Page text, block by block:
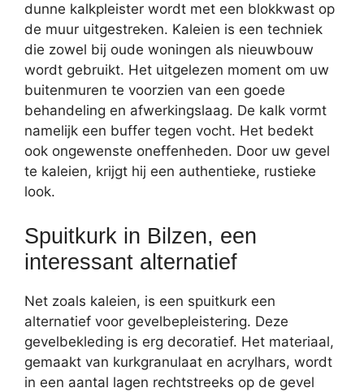
dunne kalkpleister wordt met een blokkwast op
de muur uitgestreken. Kaleien is een techniek
die zowel bij oude woningen als nieuwbouw
wordt gebruikt. Het uitgelezen moment om uw
buitenmuren te voorzien van een goede
behandeling en afwerkingslaag. De kalk vormt
namelijk een buffer tegen vocht. Het bedekt
ook ongewenste oneffenheden. Door uw gevel
te kaleien, krijgt hij een authentieke, rustieke
look.
Spuitkurk in Bilzen, een
interessant alternatief
Net zoals kaleien, is een spuitkurk een
alternatief voor gevelbepleistering. Deze
gevelbekleding is erg decoratief. Het materiaal,
gemaakt van kurkgranulaat en acrylhars, wordt
in een aantal lagen rechtstreeks op de gevel